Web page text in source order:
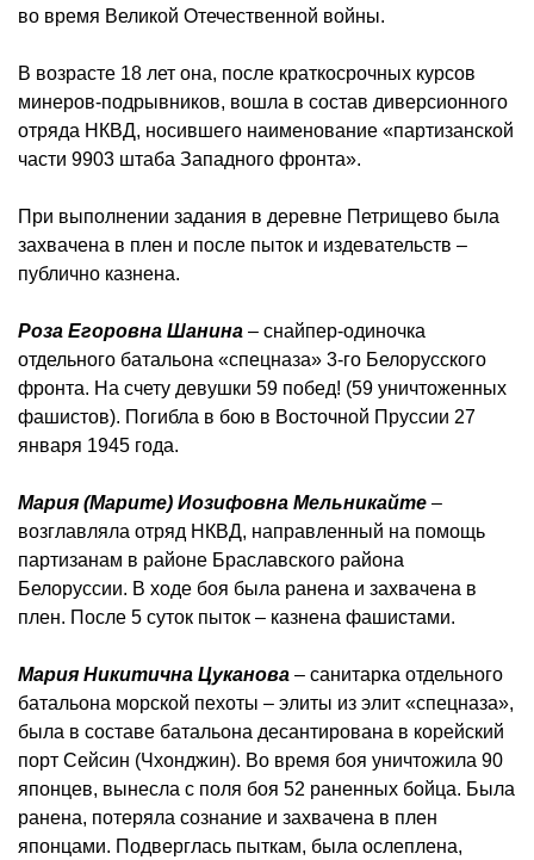
во время Великой Отечественной войны.
В возрасте 18 лет она, после краткосрочных курсов
минеров-подрывников, вошла в состав диверсионного
отряда НКВД, носившего наименование «партизанской
части 9903 штаба Западного фронта».
При выполнении задания в деревне Петрищево была
захвачена в плен и после пыток и издевательств –
публично казнена.
Роза Егоровна Шанина – снайпер-одиночка
отдельного батальона «спецназа» 3-го Белорусского
фронта. На счету девушки 59 побед! (59 уничтоженных
фашистов). Погибла в бою в Восточной Пруссии 27
января 1945 года.
Мария (Марите) Иозифовна Мельникайте –
возглавляла отряд НКВД, направленный на помощь
партизанам в районе Браславского района
Белоруссии. В ходе боя была ранена и захвачена в
плен. После 5 суток пыток – казнена фашистами.
Мария Никитична Цуканова – санитарка отдельного
батальона морской пехоты – элиты из элит «спецназа»,
была в составе батальона десантирована в корейский
порт Сейсин (Чхонджин). Во время боя уничтожила 90
японцев, вынесла с поля боя 52 раненных бойца. Была
ранена, потеряла сознание и захвачена в плен
японцами. Подверглась пыткам, была ослеплена,